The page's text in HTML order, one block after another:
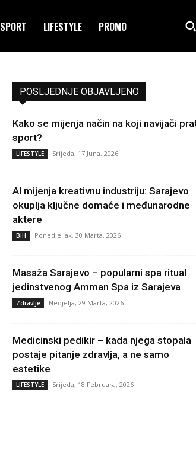
SPORT LIFESTYLE PROMO
POSLJEDNJE OBJAVLJENO
Kako se mijenja način na koji navijači
sport?
LIFESTYLE Srijeda, 17 Juna, 2026
AI mijenja kreativnu industriju: Sarajevo
okuplja ključne domaće i međunarodne
aktere
BiH Ponedjeljak, 30 Marta, 2026
Masaža Sarajevo – popularni spa ritual
jedinstvenog Amman Spa iz Sarajeva
Zdravlje Nedjelja, 29 Marta, 2026
Medicinski pedikir – kada njega stopala
postaje pitanje zdravlja, a ne samo
estetike
LIFESTYLE Srijeda, 18 Februara, 2026